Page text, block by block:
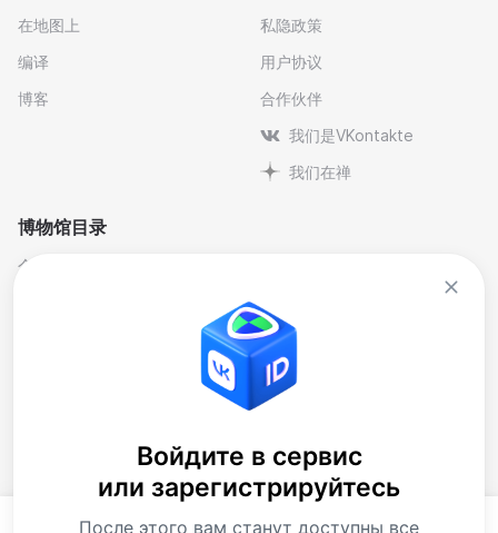
在地图上
编译
博客
私隐政策
用户协议
合作伙伴
我们是VKontakte
我们在禅
博物馆目录
个人与纪念博物馆
当代艺术博物馆
自然科学博物馆
艺术
行业
博物馆藏品
下载应用程序
Войдите в сервис
или зарегистрируйтесь
После этого вам станут доступны все